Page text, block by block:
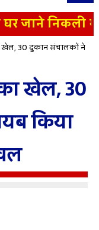
निकली
खेल, 30 दुकान संचालकों ने
का खेल, 30
किया